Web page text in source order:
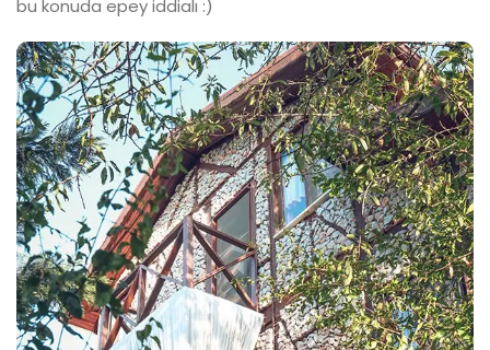
bu konuda epey iddialı :)